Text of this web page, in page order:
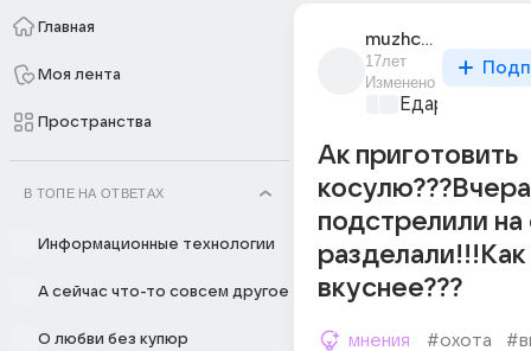
Главная
Моя лента
Пространства
В ТОПЕ НА ОТВЕТАХ
Информационные технологии
А сейчас что-то совсем другое
О любви без купюр
muzhchina_16
17лет
Изменено
Едариум
Ак приготовить
косулю???Вчера
подстрелили на
разделали!!!Как
вкуснее???
мнения #охота